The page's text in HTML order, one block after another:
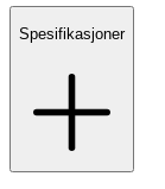
Spesifikasjoner